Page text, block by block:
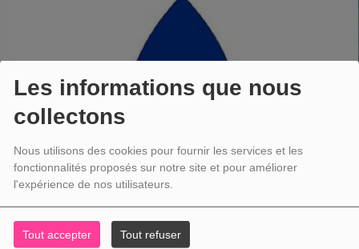
Les informations que nous
collectons
Nous utilisons des cookies pour fournir les services et les
fonctionnalités proposés sur notre site et pour améliorer
l'expérience de nos utilisateurs.
Tout accepter Tout refuser